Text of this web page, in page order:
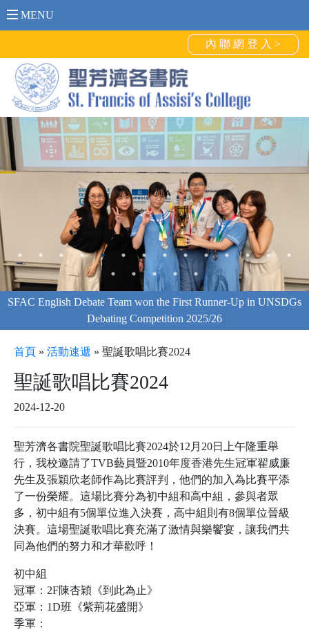
MENU
內 聯 網 登 入 >
SFAC English Debate Team won the First Runner-Up in UNSDGs
Debating Competition 2025/26
首頁 » 活動速遞 » 聖誕歌唱比賽2024
聖誕歌唱比賽2024
2024-12-20
聖芳濟各書院聖誕歌唱比賽2024於12月20日上午隆重舉
行，我校邀請了TVB藝員暨2010年度香港先生冠軍翟威廉
先生及張穎欣老師作為比賽評判，他們的加入為比賽平添
了一份榮耀。這場比賽分為初中組和高中組，參與者眾
多，初中組有5個單位進入決賽，高中組則有8個單位晉級
決賽。這場聖誕歌唱比賽充滿了激情與樂饗宴，讓我們共
同為他們的努力和才華歡呼！
初中組
冠軍：2F陳杏穎《到此為止》
亞軍：1D班《紫荊花盛開》
季軍：